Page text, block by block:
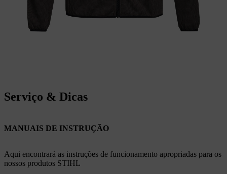
Serviço & Dicas
MANUAIS DE INSTRUÇÃO
Aqui encontrará as instruções de funcionamento apropriadas para os
nossos produtos STIHL